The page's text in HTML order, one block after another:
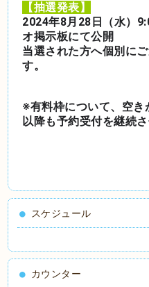
【抽選発表】
2024年8月28日（水）
オ掲示板にて公開
当選された方へ個別に
す。
※有料枠について、空き
以降も予約受付を継続さ
スケジュール
カウンター